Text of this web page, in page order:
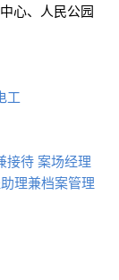
心、人民公园
工
接待案场经理
理兼档案管理